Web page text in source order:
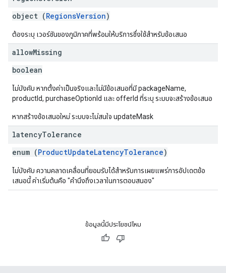
object (RegionsVersion)
ต้องระบุ เวอร์ชันของภูมิภาคที่พร้อมให้บริการซึ่งใช้สำหรับข้อเสนอ
allowMissing
boolean
ไม่บังคับ หากตั้งค่าเป็นจริงและไม่มีข้อเสนอที่มี packageName,
productId, purchaseOptionId และ offerId ที่ระบุ ระบบจะสร้างข้อเสนอ
หากสร้างข้อเสนอใหม่ ระบบจะไม่สนใจ updateMask
latencyTolerance
enum (ProductUpdateLatencyTolerance)
ไม่บังคับ ความคลาดเคลื่อนที่ยอมรับได้สำหรับการเผยแพร่การอัปเดตข้อ
เสนอนี้ ค่าเริ่มต้นคือ "คำนึงถึงเวลาในการตอบสนอง"
ข้อมูลนี้มีประโยชน์ไหม